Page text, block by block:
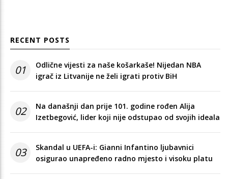
RECENT POSTS
01
Odlične vijesti za naše košarkaše! Nijedan NBA
igrač iz Litvanije ne želi igrati protiv BiH
02
Na današnji dan prije 101. godine rođen Alija
Izetbegović, lider koji nije odstupao od svojih ideala
03
Skandal u UEFA-i: Gianni Infantino ljubavnici
osigurao unapređeno radno mjesto i visoku platu